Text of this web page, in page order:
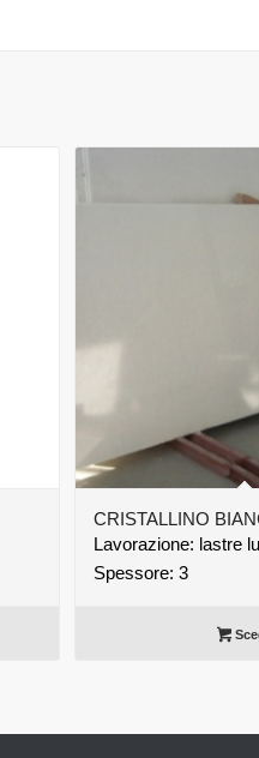
CRISTALLINO
Lavorazione: lastre
Spessore: 3